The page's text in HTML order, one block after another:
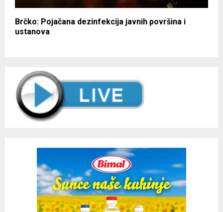
Brčko: Pojačana dezinfekcija javnih površina i
ustanova